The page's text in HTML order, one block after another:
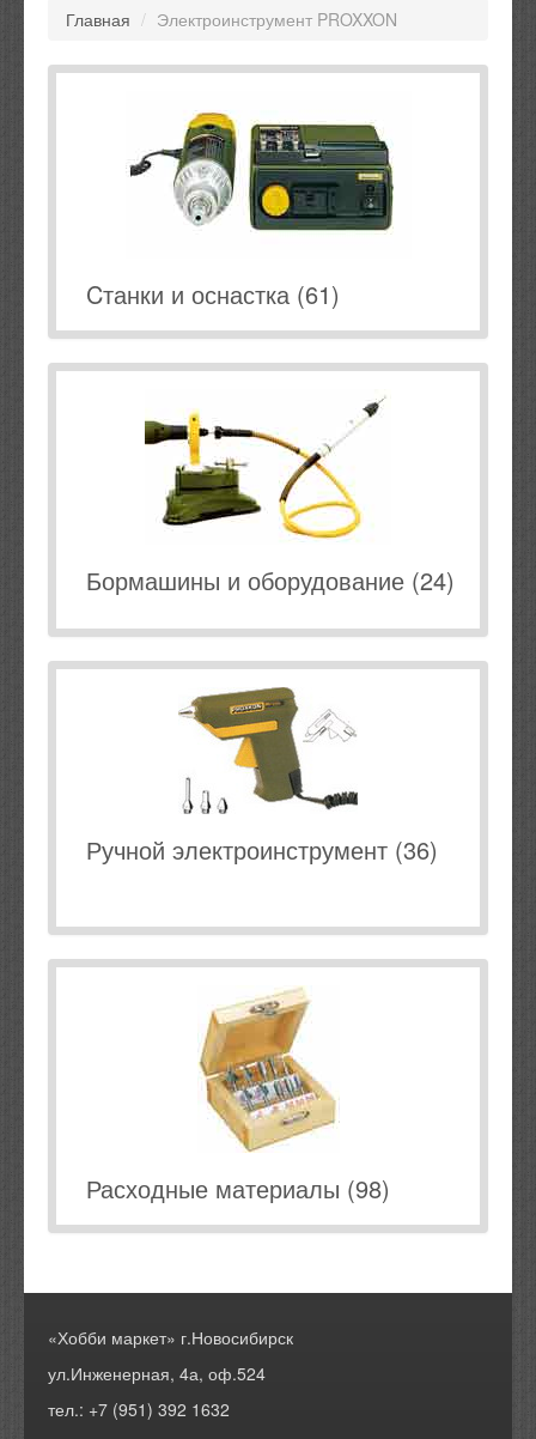
Главная / Электроинструмент PROXXON
Cтанки и оснастка (61)
Бормашины и оборудование (24)
Ручной электроинструмент (36)
Расходные материалы (98)
«Хобби маркет» г.Новосибирск
ул.Инженерная, 4а, оф.524
тел.: +7 (951) 392 1632